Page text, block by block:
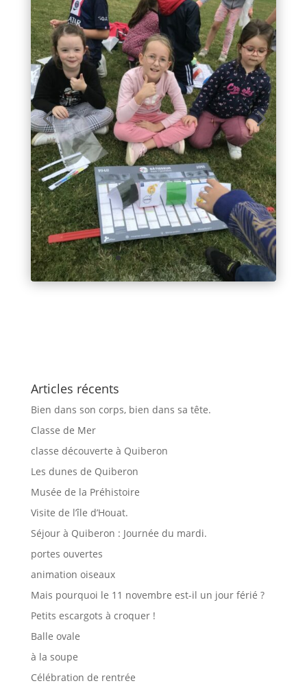
Articles récents
Bien dans son corps, bien dans sa tête.
Classe de Mer
classe découverte à Quiberon
Les dunes de Quiberon
Musée de la Préhistoire
Visite de l’île d’Houat.
Séjour à Quiberon : Journée du mardi.
portes ouvertes
animation oiseaux
Mais pourquoi le 11 novembre est-il un jour férié ?
Petits escargots à croquer !
Balle ovale
à la soupe
Célébration de rentrée